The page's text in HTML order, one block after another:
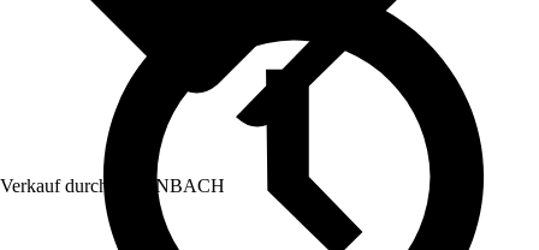
Verkauf durch: HORNBACH